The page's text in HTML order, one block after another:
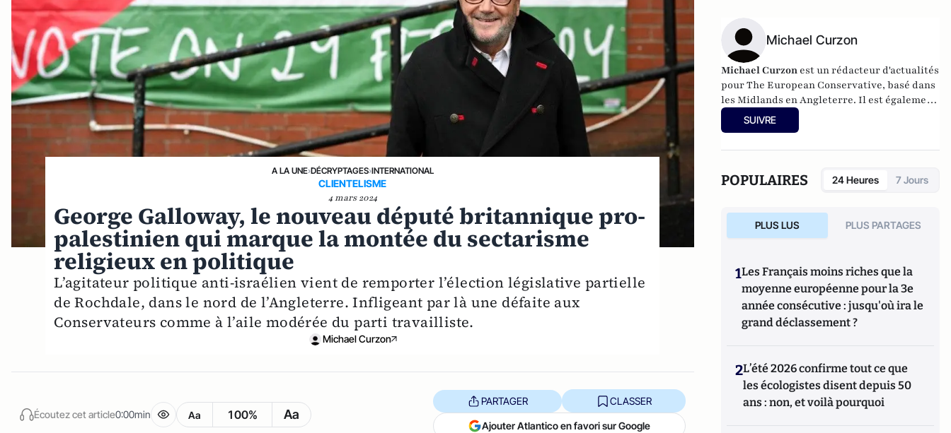
A LA UNE›DÉCRYPTAGES›INTERNATIONAL
CLIENTELISME
4 mars 2024
George Galloway, le nouveau député britannique pro-
palestinien qui marque la montée du sectarisme
religieux en politique
L’agitateur politique anti-israélien vient de remporter l’élection législative partielle
de Rochdale, dans le nord de l’Angleterre. Infligeant par là une défaite aux
Conservateurs comme à l’aile modérée du parti travailliste.
Michael Curzon
Écoutez cet article0:00min Aa 100% Aa
PARTAGER CLASSER
Ajouter Atlantico en favori sur Google
Michael Curzon
Michael Curzon est un rédacteur d'actualités
pour The European Conservative, basé dans
les Midlands en Angleterre. Il est également
rédacteur en chef de Bournbrook Magazine,
qu'il a fondé en 2019, et a précédemment
SUIVRE
POPULAIRES 24 Heures 7 Jours
PLUS LUS PLUS PARTAGES
1Les Français moins riches que la
moyenne européenne pour la 3e
année consécutive : jusqu'où ira le
grand déclassement ?
2L’été 2026 confirme tout ce que
les écologistes disent depuis 50
ans : non, et voilà pourquoi